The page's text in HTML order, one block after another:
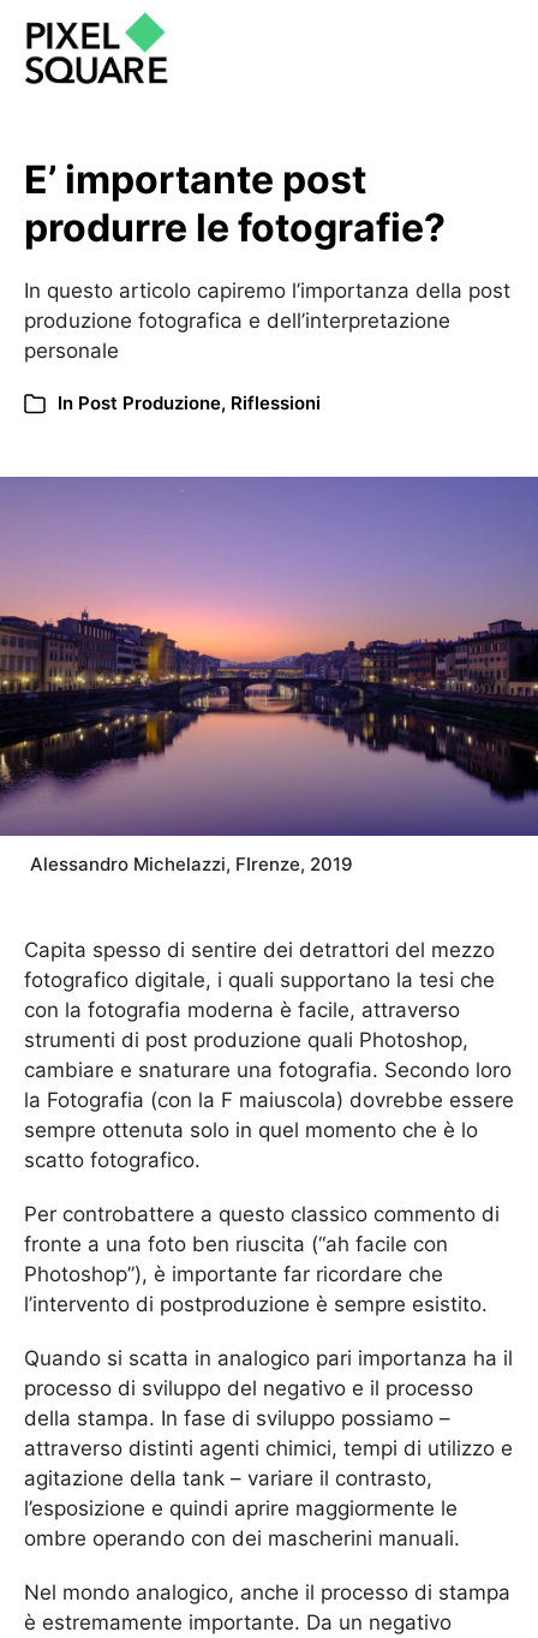
E’ importante post
produrre le fotografie?
In questo articolo capiremo l’importanza della post
produzione fotografica e dell’interpretazione
personale
In Post Produzione, Riflessioni
Alessandro Michelazzi, FIrenze, 2019
Capita spesso di sentire dei detrattori del mezzo
fotografico digitale, i quali supportano la tesi che
con la fotografia moderna è facile, attraverso
strumenti di post produzione quali Photoshop,
cambiare e snaturare una fotografia. Secondo loro
la Fotografia (con la F maiuscola) dovrebbe essere
sempre ottenuta solo in quel momento che è lo
scatto fotografico.
Per controbattere a questo classico commento di
fronte a una foto ben riuscita (“ah facile con
Photoshop”), è importante far ricordare che
l’intervento di postproduzione è sempre esistito.
Quando si scatta in analogico pari importanza ha il
processo di sviluppo del negativo e il processo
della stampa. In fase di sviluppo possiamo –
attraverso distinti agenti chimici, tempi di utilizzo e
agitazione della tank – variare il contrasto,
l’esposizione e quindi aprire maggiormente le
ombre operando con dei mascherini manuali.
Nel mondo analogico, anche il processo di stampa
è estremamente importante. Da un negativo